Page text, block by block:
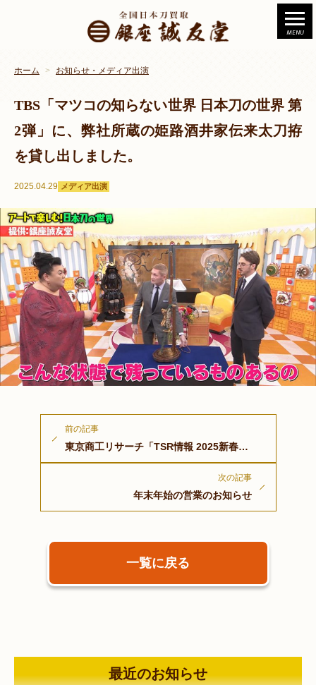
ホーム お知らせ・メディア出演
TBS「マツコの知らない世界 日本刀の世界 第
2弾」に、弊社所蔵の姫路酒井家伝来太刀拵
を貸し出しました。
2025.04.29 メディア出演
前の記事
東京商工リサーチ「TSR情報 2025新春特集号」の優良企業紹介に弊社が掲載されました。
次の記事
年末年始の営業のお知らせ
一覧に戻る
最近のお知らせ